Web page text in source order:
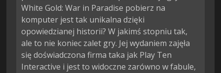
White Gold: War in Paradise pobierz na
komputer jest tak unikalna dzięki
opowiedzianej historii? W jakimś stopniu tak,
ale to nie koniec zalet gry. Jej wydaniem zajęła
się doświadczona firma taka jak Play Ten
Interactive i jest to widoczne zarówno w fabule,